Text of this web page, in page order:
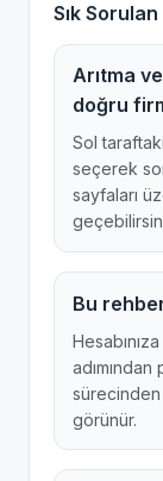
Sık
Arıtma
doğru
Sol
seçerek
sayfaları
Bu
sürecinden
görünür.